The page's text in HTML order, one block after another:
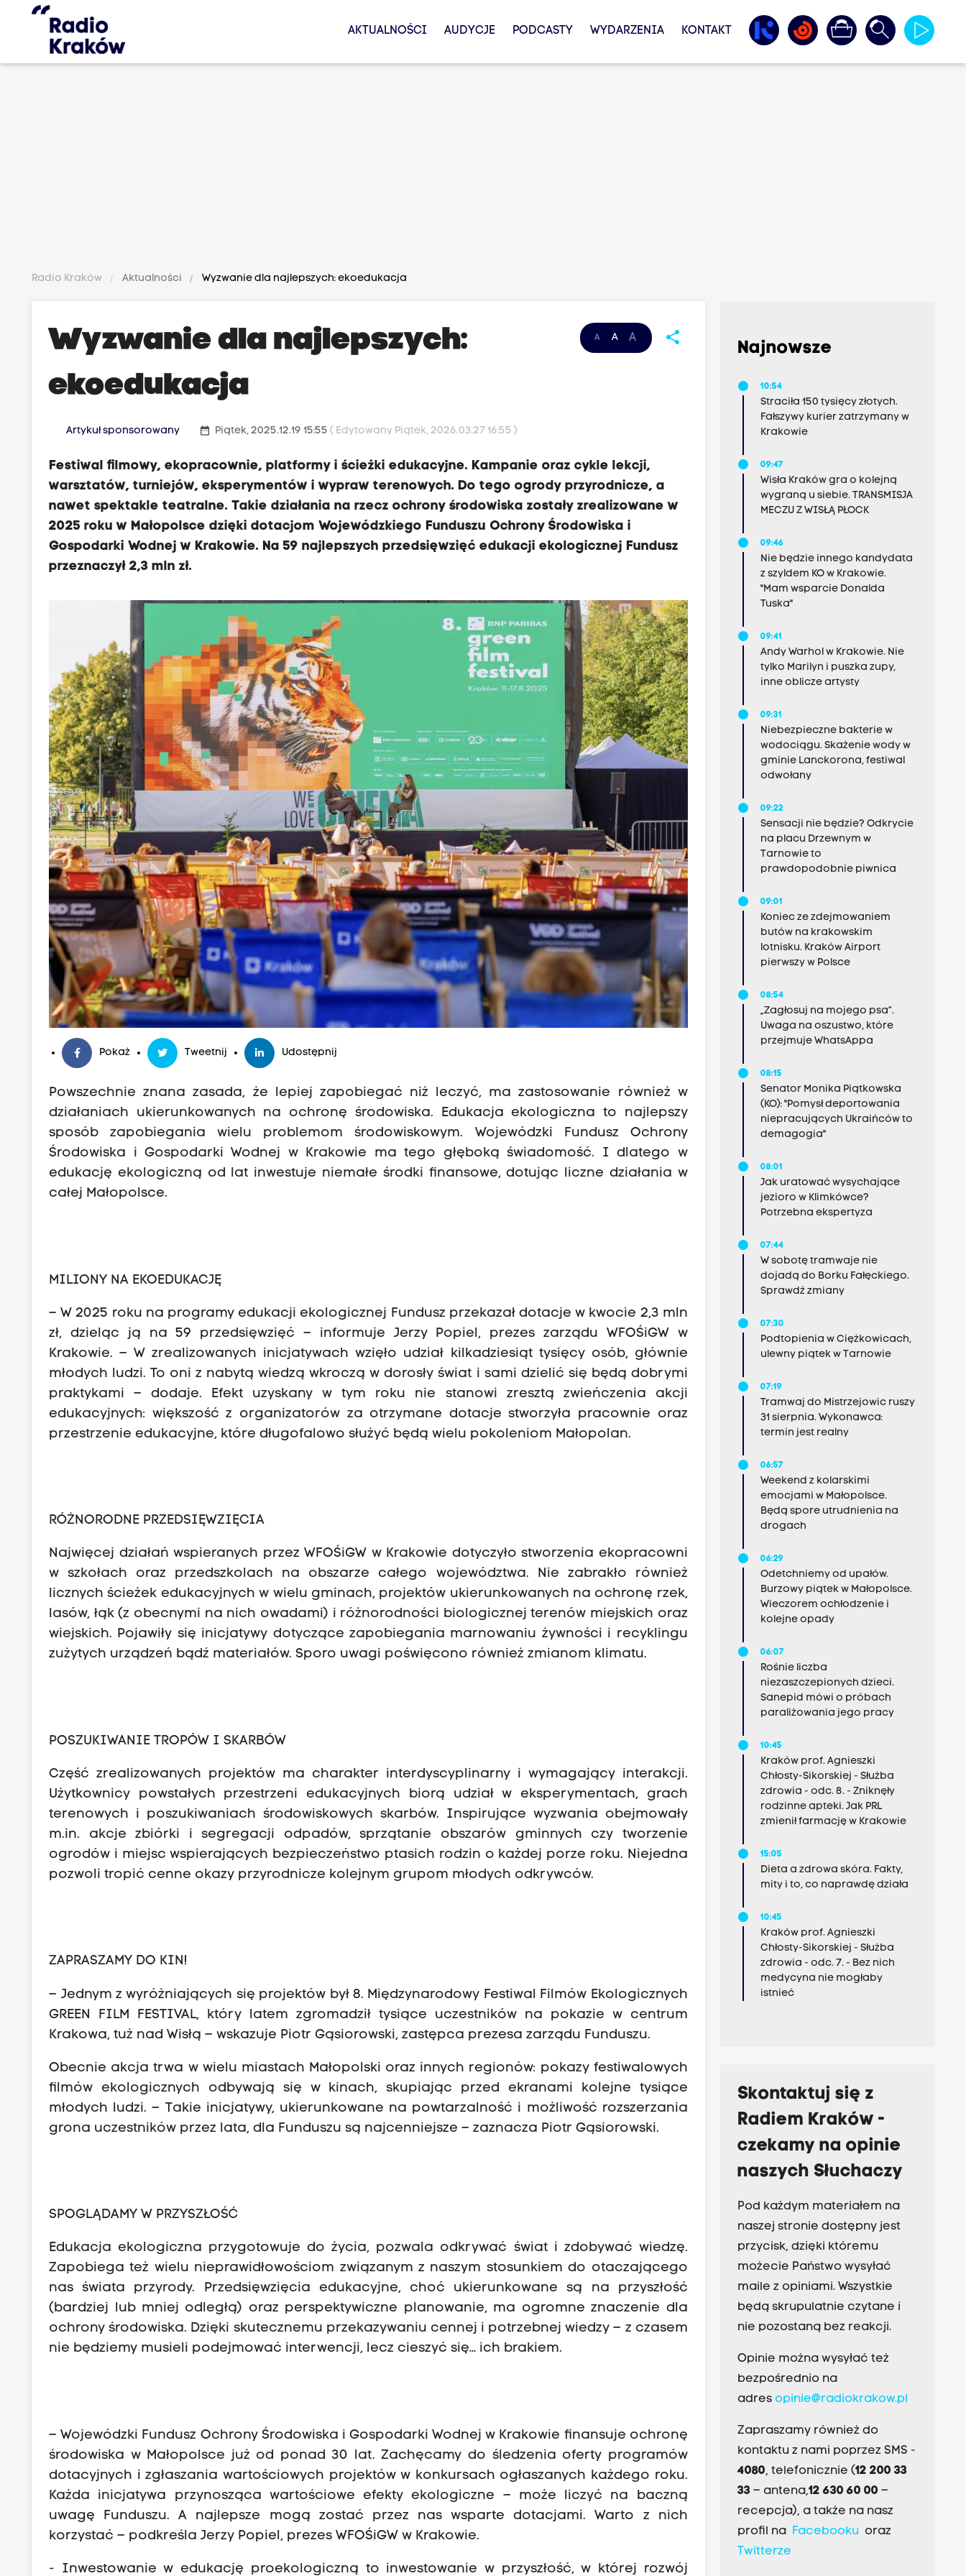
AKTUALNOŚCI AUDYCJE PODCASTY WYDARZENIA KONTAKT
Radio Kraków Aktualności Wyzwanie dla najlepszych: ekoedukacja
A A A share
Wyzwanie dla najlepszych:
ekoedukacja
Artykuł sponsorowany date_range Piątek, 2025.12.19 15:55( Edytowany Piątek, 2026.03.27 16:55 )
Festiwal filmowy, ekopracownie, platformy i ścieżki edukacyjne. Kampanie oraz cykle lekcji,
warsztatów, turniejów, eksperymentów i wypraw terenowych. Do tego ogrody przyrodnicze, a
nawet spektakle teatralne. Takie działania na rzecz ochrony środowiska zostały zrealizowane w
2025 roku w Małopolsce dzięki dotacjom Wojewódzkiego Funduszu Ochrony Środowiska i
Gospodarki Wodnej w Krakowie. Na 59 najlepszych przedsięwzięć edukacji ekologicznej Fundusz
przeznaczył 2,3 mln zł.
Pokaż Tweetnij Udostępnij
Powszechnie znana zasada, że lepiej zapobiegać niż leczyć, ma zastosowanie również w
działaniach ukierunkowanych na ochronę środowiska. Edukacja ekologiczna to najlepszy
sposób zapobiegania wielu problemom środowiskowym. Wojewódzki Fundusz Ochrony
Środowiska i Gospodarki Wodnej w Krakowie ma tego głęboką świadomość. I dlatego w
edukację ekologiczną od lat inwestuje niemałe środki finansowe, dotując liczne działania w
całej Małopolsce.
MILIONY NA EKOEDUKACJĘ
– W 2025 roku na programy edukacji ekologicznej Fundusz przekazał dotacje w kwocie 2,3 mln
zł, dzieląc ją na 59 przedsięwzięć – informuje Jerzy Popiel, prezes zarządu WFOŚiGW w
Krakowie. – W zrealizowanych inicjatywach wzięło udział kilkadziesiąt tysięcy osób, głównie
młodych ludzi. To oni z nabytą wiedzą wkroczą w dorosły świat i sami dzielić się będą dobrymi
praktykami – dodaje. Efekt uzyskany w tym roku nie stanowi zresztą zwieńczenia akcji
edukacyjnych: większość z organizatorów za otrzymane dotacje stworzyła pracownie oraz
przestrzenie edukacyjne, które długofalowo służyć będą wielu pokoleniom Małopolan.
RÓŻNORODNE PRZEDSIĘWZIĘCIA
Najwięcej działań wspieranych przez WFOŚiGW w Krakowie dotyczyło stworzenia ekopracowni
w szkołach oraz przedszkolach na obszarze całego województwa. Nie zabrakło również
licznych ścieżek edukacyjnych w wielu gminach, projektów ukierunkowanych na ochronę rzek,
lasów, łąk (z obecnymi na nich owadami) i różnorodności biologicznej terenów miejskich oraz
wiejskich. Pojawiły się inicjatywy dotyczące zapobiegania marnowaniu żywności i recyklingu
zużytych urządzeń bądź materiałów. Sporo uwagi poświęcono również zmianom klimatu.
POSZUKIWANIE TROPÓW I SKARBÓW
Część zrealizowanych projektów ma charakter interdyscyplinarny i wymagający interakcji.
Użytkownicy powstałych przestrzeni edukacyjnych biorą udział w eksperymentach, grach
terenowych i poszukiwaniach środowiskowych skarbów. Inspirujące wyzwania obejmowały
m.in. akcje zbiórki i segregacji odpadów, sprzątanie obszarów gminnych czy tworzenie
ogrodów i miejsc wspierających bezpieczeństwo ptasich rodzin o każdej porze roku. Niejedna
pozwoli tropić cenne okazy przyrodnicze kolejnym grupom młodych odkrywców.
ZAPRASZAMY DO KIN!
– Jednym z wyróżniających się projektów był 8. Międzynarodowy Festiwal Filmów Ekologicznych
GREEN FILM FESTIVAL, który latem zgromadził tysiące uczestników na pokazie w centrum
Krakowa, tuż nad Wisłą – wskazuje Piotr Gąsiorowski, zastępca prezesa zarządu Funduszu.
Obecnie akcja trwa w wielu miastach Małopolski oraz innych regionów: pokazy festiwalowych
filmów ekologicznych odbywają się w kinach, skupiając przed ekranami kolejne tysiące
młodych ludzi. – Takie inicjatywy, ukierunkowane na powtarzalność i możliwość rozszerzania
grona uczestników przez lata, dla Funduszu są najcenniejsze – zaznacza Piotr Gąsiorowski.
SPOGLĄDAMY W PRZYSZŁOŚĆ
Edukacja ekologiczna przygotowuje do życia, pozwala odkrywać świat i zdobywać wiedzę.
Zapobiega też wielu nieprawidłowościom związanym z naszym stosunkiem do otaczającego
nas świata przyrody. Przedsięwzięcia edukacyjne, choć ukierunkowane są na przyszłość
(bardziej lub mniej odległą) oraz perspektywiczne planowanie, ma ogromne znaczenie dla
ochrony środowiska. Dzięki skutecznemu przekazywaniu cennej i potrzebnej wiedzy – z czasem
nie będziemy musieli podejmować interwencji, lecz cieszyć się… ich brakiem.
– Wojewódzki Fundusz Ochrony Środowiska i Gospodarki Wodnej w Krakowie finansuje ochronę
środowiska w Małopolsce już od ponad 30 lat. Zachęcamy do śledzenia oferty programów
dotacyjnych i zgłaszania wartościowych projektów w konkursach ogłaszanych każdego roku.
Każda inicjatywa przynosząca wartościowe efekty ekologiczne – może liczyć na baczną
uwagę Funduszu. A najlepsze mogą zostać przez nas wsparte dotacjami. Warto z nich
korzystać – podkreśla Jerzy Popiel, prezes WFOŚiGW w Krakowie.
- Inwestowanie w edukację proekologiczną to inwestowanie w przyszłość, w której rozwój
Najnowsze
10:54
Straciła 150 tysięcy złotych.
Fałszywy kurier zatrzymany w
Krakowie
09:47
Wisła Kraków gra o kolejną
wygraną u siebie. TRANSMISJA
MECZU Z WISŁĄ PŁOCK
09:46
Nie będzie innego kandydata
z szyldem KO w Krakowie.
"Mam wsparcie Donalda
Tuska"
09:41
Andy Warhol w Krakowie. Nie
tylko Marilyn i puszka zupy,
inne oblicze artysty
09:31
Niebezpieczne bakterie w
wodociągu. Skażenie wody w
gminie Lanckorona, festiwal
odwołany
09:22
Sensacji nie będzie? Odkrycie
na placu Drzewnym w
Tarnowie to
prawdopodobnie piwnica
09:01
Koniec ze zdejmowaniem
butów na krakowskim
lotnisku. Kraków Airport
pierwszy w Polsce
08:54
„Zagłosuj na mojego psa”.
Uwaga na oszustwo, które
przejmuje WhatsAppa
08:15
Senator Monika Piątkowska
(KO): "Pomysł deportowania
niepracujących Ukraińców to
demagogia"
08:01
Jak uratować wysychające
jezioro w Klimkówce?
Potrzebna ekspertyza
07:44
W sobotę tramwaje nie
dojadą do Borku Fałęckiego.
Sprawdź zmiany
07:30
Podtopienia w Ciężkowicach,
ulewny piątek w Tarnowie
07:19
Tramwaj do Mistrzejowic ruszy
31 sierpnia. Wykonawca:
termin jest realny
06:57
Weekend z kolarskimi
emocjami w Małopolsce.
Będą spore utrudnienia na
drogach
06:29
Odetchniemy od upałów.
Burzowy piątek w Małopolsce.
Wieczorem ochłodzenie i
kolejne opady
06:07
Rośnie liczba
niezaszczepionych dzieci.
Sanepid mówi o próbach
paraliżowania jego pracy
10:45
Kraków prof. Agnieszki
Chłosty-Sikorskiej - Służba
zdrowia - odc. 8. - Zniknęły
rodzinne apteki. Jak PRL
zmienił farmację w Krakowie
15:05
Dieta a zdrowa skóra. Fakty,
mity i to, co naprawdę działa
10:45
Kraków prof. Agnieszki
Chłosty-Sikorskiej - Służba
zdrowia - odc. 7. - Bez nich
medycyna nie mogłaby
istnieć
Skontaktuj się z
Radiem Kraków -
czekamy na opinie
naszych Słuchaczy
Pod każdym materiałem na
naszej stronie dostępny jest
przycisk, dzięki któremu
możecie Państwo wysyłać
maile z opiniami. Wszystkie
będą skrupulatnie czytane i
nie pozostaną bez reakcji.
Opinie można wysyłać też
bezpośrednio na
adres opinie@radiokrakow.pl
Zapraszamy również do
kontaktu z nami poprzez SMS -
4080, telefonicznie (12 200 33
33– antena,12 630 60 00 –
recepcja), a także na nasz
profil na Facebookuoraz
Twitterze